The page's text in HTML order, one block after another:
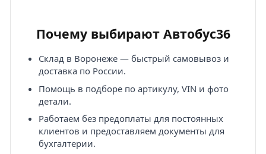
Почему выбирают Автобус36
Склад в Воронеже — быстрый самовывоз и
доставка по России.
Помощь в подборе по артикулу, VIN и фото
детали.
Работаем без предоплаты для постоянных
клиентов и предоставляем документы для
бухгалтерии.